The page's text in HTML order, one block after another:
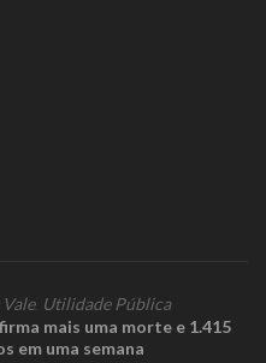
, Utilidade Pública
mais uma morte e 1.415
em uma semana